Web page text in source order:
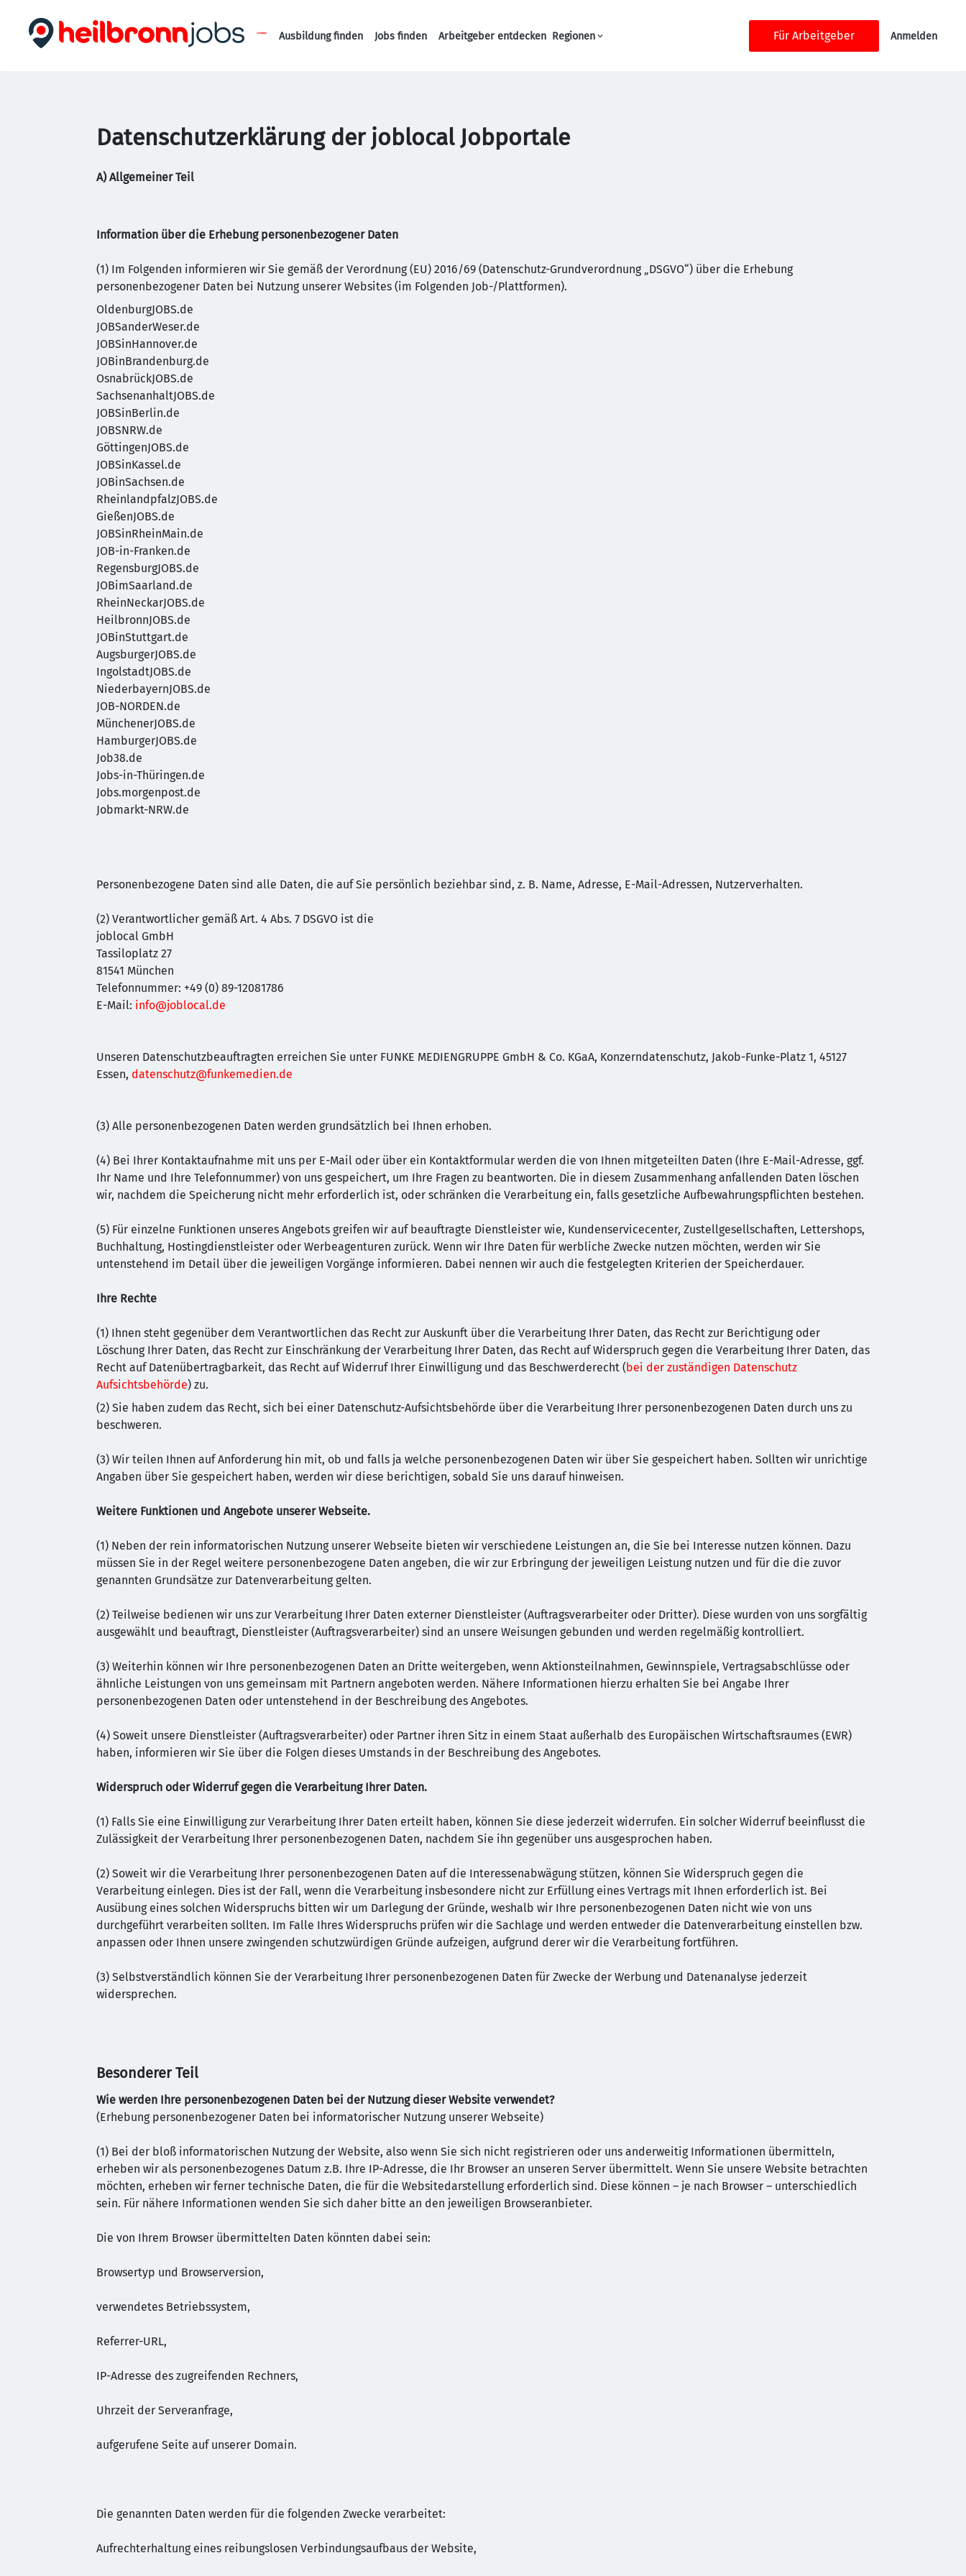
Haupt-Navigation
Ausbildung finden Jobs finden Arbeitgeber entdecken Regionen Für Arbeitgeber Anmelden
Datenschutzerklärung der joblocal Jobportale
A) Allgemeiner Teil
Information über die Erhebung personenbezogener Daten
(1) Im Folgenden informieren wir Sie gemäß der Verordnung (EU) 2016/69 (Datenschutz-Grundverordnung „DSGVO“) über die Erhebung
personenbezogener Daten bei Nutzung unserer Websites (im Folgenden Job-/Plattformen).
OldenburgJOBS.de
JOBSanderWeser.de
JOBSinHannover.de
JOBinBrandenburg.de
OsnabrückJOBS.de
SachsenanhaltJOBS.de
JOBSinBerlin.de
JOBSNRW.de
GöttingenJOBS.de
JOBSinKassel.de
JOBinSachsen.de
RheinlandpfalzJOBS.de
GießenJOBS.de
JOBSinRheinMain.de
JOB-in-Franken.de
RegensburgJOBS.de
JOBimSaarland.de
RheinNeckarJOBS.de
HeilbronnJOBS.de
JOBinStuttgart.de
AugsburgerJOBS.de
IngolstadtJOBS.de
NiederbayernJOBS.de
JOB-NORDEN.de
MünchenerJOBS.de
HamburgerJOBS.de
Job38.de
Jobs-in-Thüringen.de
Jobs.morgenpost.de
Jobmarkt-NRW.de
Personenbezogene Daten sind alle Daten, die auf Sie persönlich beziehbar sind, z. B. Name, Adresse, E-Mail-Adressen, Nutzerverhalten.
(2) Verantwortlicher gemäß Art. 4 Abs. 7 DSGVO ist die
joblocal GmbH
Tassiloplatz 27
81541 München
Telefonnummer: +49 (0) 89-12081786
E-Mail: info@joblocal.de
Unseren Datenschutzbeauftragten erreichen Sie unter FUNKE MEDIENGRUPPE GmbH & Co. KGaA, Konzerndatenschutz, Jakob-Funke-Platz 1, 45127
Essen, datenschutz@funkemedien.de
(3) Alle personenbezogenen Daten werden grundsätzlich bei Ihnen erhoben.
(4) Bei Ihrer Kontaktaufnahme mit uns per E-Mail oder über ein Kontaktformular werden die von Ihnen mitgeteilten Daten (Ihre E-Mail-Adresse, ggf.
Ihr Name und Ihre Telefonnummer) von uns gespeichert, um Ihre Fragen zu beantworten. Die in diesem Zusammenhang anfallenden Daten löschen
wir, nachdem die Speicherung nicht mehr erforderlich ist, oder schränken die Verarbeitung ein, falls gesetzliche Aufbewahrungspflichten bestehen.
(5) Für einzelne Funktionen unseres Angebots greifen wir auf beauftragte Dienstleister wie, Kundenservicecenter, Zustellgesellschaften, Lettershops,
Buchhaltung, Hostingdienstleister oder Werbeagenturen zurück. Wenn wir Ihre Daten für werbliche Zwecke nutzen möchten, werden wir Sie
untenstehend im Detail über die jeweiligen Vorgänge informieren. Dabei nennen wir auch die festgelegten Kriterien der Speicherdauer.
Ihre Rechte
(1) Ihnen steht gegenüber dem Verantwortlichen das Recht zur Auskunft über die Verarbeitung Ihrer Daten, das Recht zur Berichtigung oder
Löschung Ihrer Daten, das Recht zur Einschränkung der Verarbeitung Ihrer Daten, das Recht auf Widerspruch gegen die Verarbeitung Ihrer Daten, das
Recht auf Datenübertragbarkeit, das Recht auf Widerruf Ihrer Einwilligung und das Beschwerderecht (bei der zuständigen Datenschutz
Aufsichtsbehörde) zu.
(2) Sie haben zudem das Recht, sich bei einer Datenschutz-Aufsichtsbehörde über die Verarbeitung Ihrer personenbezogenen Daten durch uns zu
beschweren.
(3) Wir teilen Ihnen auf Anforderung hin mit, ob und falls ja welche personenbezogenen Daten wir über Sie gespeichert haben. Sollten wir unrichtige
Angaben über Sie gespeichert haben, werden wir diese berichtigen, sobald Sie uns darauf hinweisen.
Weitere Funktionen und Angebote unserer Webseite.
(1) Neben der rein informatorischen Nutzung unserer Webseite bieten wir verschiedene Leistungen an, die Sie bei Interesse nutzen können. Dazu
müssen Sie in der Regel weitere personenbezogene Daten angeben, die wir zur Erbringung der jeweiligen Leistung nutzen und für die die zuvor
genannten Grundsätze zur Datenverarbeitung gelten.
(2) Teilweise bedienen wir uns zur Verarbeitung Ihrer Daten externer Dienstleister (Auftragsverarbeiter oder Dritter). Diese wurden von uns sorgfältig
ausgewählt und beauftragt, Dienstleister (Auftragsverarbeiter) sind an unsere Weisungen gebunden und werden regelmäßig kontrolliert.
(3) Weiterhin können wir Ihre personenbezogenen Daten an Dritte weitergeben, wenn Aktionsteilnahmen, Gewinnspiele, Vertragsabschlüsse oder
ähnliche Leistungen von uns gemeinsam mit Partnern angeboten werden. Nähere Informationen hierzu erhalten Sie bei Angabe Ihrer
personenbezogenen Daten oder untenstehend in der Beschreibung des Angebotes.
(4) Soweit unsere Dienstleister (Auftragsverarbeiter) oder Partner ihren Sitz in einem Staat außerhalb des Europäischen Wirtschaftsraumes (EWR)
haben, informieren wir Sie über die Folgen dieses Umstands in der Beschreibung des Angebotes.
Widerspruch oder Widerruf gegen die Verarbeitung Ihrer Daten.
(1) Falls Sie eine Einwilligung zur Verarbeitung Ihrer Daten erteilt haben, können Sie diese jederzeit widerrufen. Ein solcher Widerruf beeinflusst die
Zulässigkeit der Verarbeitung Ihrer personenbezogenen Daten, nachdem Sie ihn gegenüber uns ausgesprochen haben.
(2) Soweit wir die Verarbeitung Ihrer personenbezogenen Daten auf die Interessenabwägung stützen, können Sie Widerspruch gegen die
Verarbeitung einlegen. Dies ist der Fall, wenn die Verarbeitung insbesondere nicht zur Erfüllung eines Vertrags mit Ihnen erforderlich ist. Bei
Ausübung eines solchen Widerspruchs bitten wir um Darlegung der Gründe, weshalb wir Ihre personenbezogenen Daten nicht wie von uns
durchgeführt verarbeiten sollten. Im Falle Ihres Widerspruchs prüfen wir die Sachlage und werden entweder die Datenverarbeitung einstellen bzw.
anpassen oder Ihnen unsere zwingenden schutzwürdigen Gründe aufzeigen, aufgrund derer wir die Verarbeitung fortführen.
(3) Selbstverständlich können Sie der Verarbeitung Ihrer personenbezogenen Daten für Zwecke der Werbung und Datenanalyse jederzeit
widersprechen.
Besonderer Teil
Wie werden Ihre personenbezogenen Daten bei der Nutzung dieser Website verwendet?
(Erhebung personenbezogener Daten bei informatorischer Nutzung unserer Webseite)
(1) Bei der bloß informatorischen Nutzung der Website, also wenn Sie sich nicht registrieren oder uns anderweitig Informationen übermitteln,
erheben wir als personenbezogenes Datum z.B. Ihre IP-Adresse, die Ihr Browser an unseren Server übermittelt. Wenn Sie unsere Website betrachten
möchten, erheben wir ferner technische Daten, die für die Websitedarstellung erforderlich sind. Diese können – je nach Browser – unterschiedlich
sein. Für nähere Informationen wenden Sie sich daher bitte an den jeweiligen Browseranbieter.
Die von Ihrem Browser übermittelten Daten könnten dabei sein:
Browsertyp und Browserversion,
verwendetes Betriebssystem,
Referrer-URL,
IP-Adresse des zugreifenden Rechners,
Uhrzeit der Serveranfrage,
aufgerufene Seite auf unserer Domain.
Die genannten Daten werden für die folgenden Zwecke verarbeitet:
Aufrechterhaltung eines reibungslosen Verbindungsaufbaus der Website,